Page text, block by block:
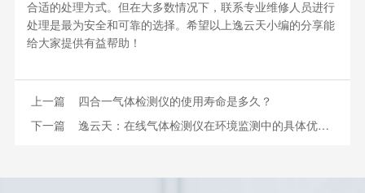
合适的处理方式。但在大多数情况下，联系专业维修人员进行
处理是最为安全和可靠的选择。希望以上逸云天小编的分享能
给大家提供有益帮助！
上一篇 四合一气体检测仪的使用寿命是多久？
下一篇 逸云天：在线气体检测仪在环境监测中的具体优势是什么？